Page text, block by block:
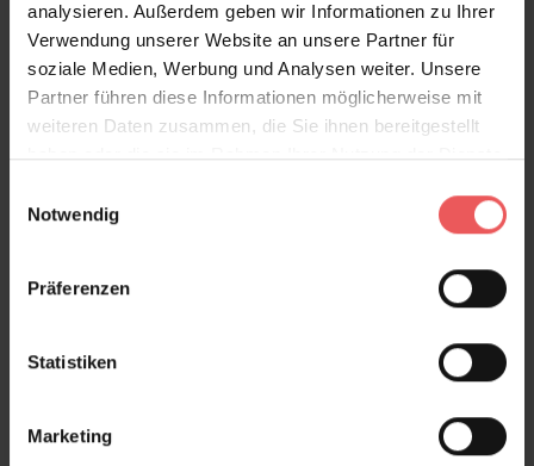
analysieren. Außerdem geben wir Informationen zu Ihrer
Verwendung unserer Website an unsere Partner für
soziale Medien, Werbung und Analysen weiter. Unsere
Partner führen diese Informationen möglicherweise mit
weiteren Daten zusammen, die Sie ihnen bereitgestellt
haben oder die sie im Rahmen Ihrer Nutzung der Dienste
Notwendig
Präferenzen
Statistiken
Marketing
Gastronomieeinrichtungen. Besonders in Kombination
mit Naturmaterialien wie Rattan, hellem Holz oder
Leinen entsteht eine entspannte, lichtdurchflutete
Atmosphäre mit einem Hauch tropischer Eleganz.
Produktdetails
FAQ